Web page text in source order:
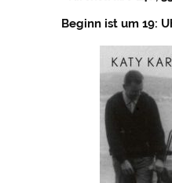
Beginn ist um 19: